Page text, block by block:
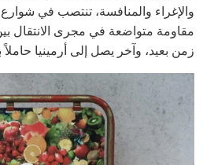
والإغراء والمنافسة، تنتصب في
مقاومة متواضعة في مجرى الانتقال
زمن بعيد، وآخر يصل إلى أرمينيا حاملاً
bid33_p.123_3.png